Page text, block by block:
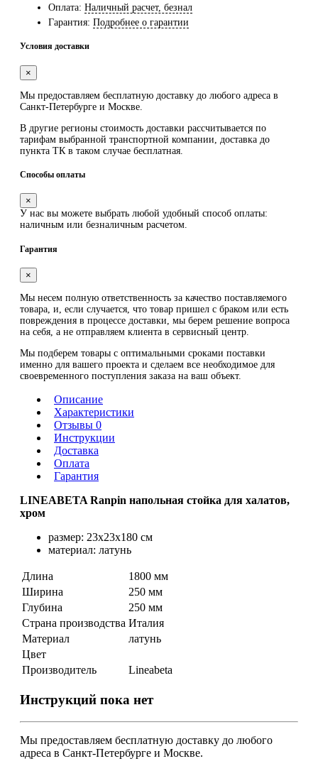
Оплата: Наличный расчет, безнал
Гарантия: Подробнее о гарантии
Условия доставки
×
Мы предоставляем бесплатную доставку до любого адреса в
Санкт-Петербурге и Москве.
В другие регионы стоимость доставки рассчитывается по
тарифам выбранной транспортной компании, доставка до
пункта ТК в таком случае бесплатная
Способы оплаты
×
У нас вы можете выбрать любой удобный способ оплаты:
наличным или безналичным расчетом.
Гарантия
×
Мы несем полную ответственность за качество поставляемого
товара, и, если случается, что товар пришел с браком или есть
повреждения в процессе доставки, мы берем решение вопроса
на себя, а не отправляем клиента в сервисный центр.
Мы подберем товары с оптимальными сроками поставки
именно для вашего проекта и сделаем все необходимое для
своевременного поступления заказа на ваш объект.
Описание
Характеристики
Отзывы 0
Инструкции
Доставка
Оплата
Гарантия
LINEABETA Ranpin напольная стойка для халатов,
хром
размер: 23х23х180 см
материал: латунь
Длина
1800 мм
Ширина
250 мм
Глубина
250 мм
Страна производства Италия
Материал
латунь
Цвет
Производитель
Lineabeta
Инструкций пока нет
Мы предоставляем бесплатную доставку до любого
адреса в Санкт-Петербурге и Москве.